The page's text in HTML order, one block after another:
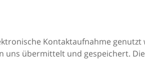
Kontaktaufnahme
übermittelt und gespeichert.